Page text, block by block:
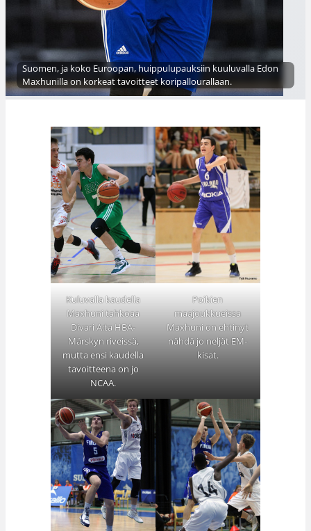
Suomen, ja koko Euroopan, huippulupauksiin kuuluvalla Edon
Maxhunilla on korkeat tavoitteet koripallourallaan.
Kuluvalla kaudella
Maxhuni tahkoaa
Divari A:ta HBA-
Märskyn riveissä,
mutta ensi kaudella
tavoitteena on jo
NCAA.
Poikien
maajoukkueissa
Maxhuni on ehtinyt
nähdä jo neljät EM-
kisat.